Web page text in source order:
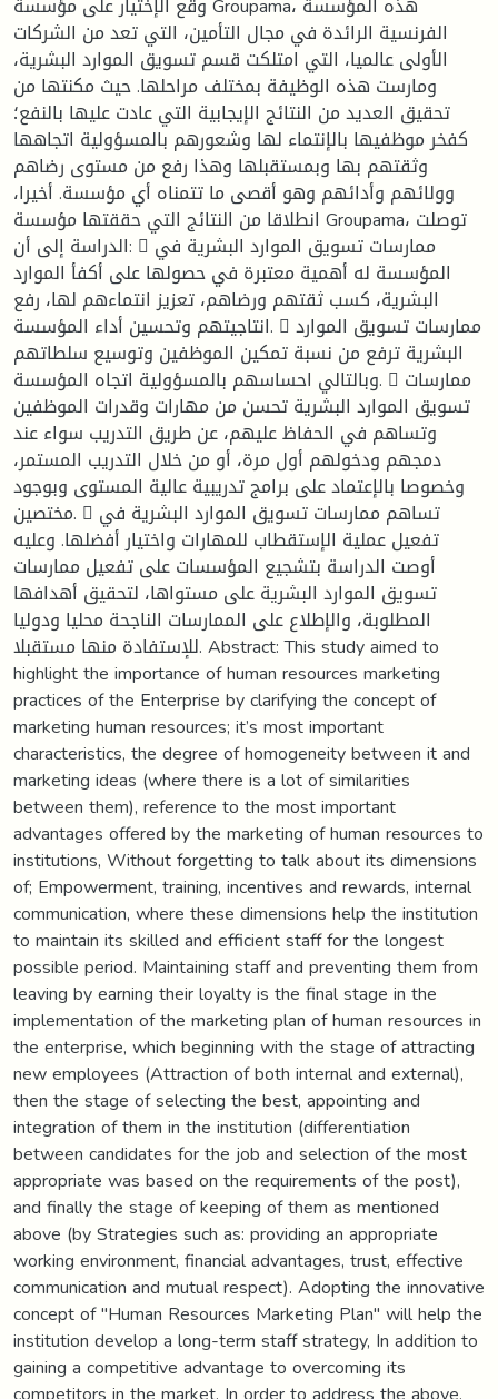
الفرنسية الرائدة في مجال التأمين، التي تعد من الشركات
الأولى عالميا، التي امتلكت قسم تسويق الموارد البشرية،
ومارست هذه الوظيفة بمختلف مراحلها. حيث مكنتها من
تحقيق العديد من النتائج الإيجابية التي عادت عليها بالنفع؛
كفخر موظفيها بالإنتماء لها وشعورهم بالمسؤولية اتجاهها
وثقتهم بها وبمستقبلها وهذا رفع من مستوى رضاهم
وولائهم وأدائهم وهو أقصى ما تتمناه أي مؤسسة. أخيرا،
انطلاقا من النتائج التي حققتها مؤسسة Groupama، توصلت
الدراسة إلى أن:  ممارسات تسويق الموارد البشرية في
المؤسسة له أهمية معتبرة في حصولها على أكفأ الموارد
البشرية، كسب ثقتهم ورضاهم، تعزيز انتماءهم لها، رفع
انتاجيتهم وتحسين أداء المؤسسة.  ممارسات تسويق الموارد
البشرية ترفع من نسبة تمكين الموظفين وتوسيع سلطاتهم
وبالتالي احساسهم بالمسؤولية اتجاه المؤسسة.  ممارسات
تسويق الموارد البشرية تحسن من مهارات وقدرات الموظفين
وتساهم في الحفاظ عليهم، عن طريق التدريب سواء عند
دمجهم ودخولهم أول مرة، أو من خلال التدريب المستمر،
وخصوصا بالإعتماد على برامج تدريبية عالية المستوى وبوجود
مختصين.  تساهم ممارسات تسويق الموارد البشرية في
تفعيل عملية الإستقطاب للمهارات واختيار أفضلها. وعليه
أوصت الدراسة بتشجيع المؤسسات على تفعيل ممارسات
تسويق الموارد البشرية على مستواها، لتحقيق أهدافها
المطلوبة، والإطلاع على الممارسات الناجحة محليا ودوليا
للإستفادة منها مستقبلا. Abstract: This study aimed to
highlight the importance of human resources marketing
practices of the Enterprise by clarifying the concept of
marketing human resources; it’s most important
characteristics, the degree of homogeneity between it and
marketing ideas (where there is a lot of similarities
between them), reference to the most important
advantages offered by the marketing of human resources to
institutions, Without forgetting to talk about its dimensions
of; Empowerment, training, incentives and rewards, internal
communication, where these dimensions help the institution
to maintain its skilled and efficient staff for the longest
possible period. Maintaining staff and preventing them from
leaving by earning their loyalty is the final stage in the
implementation of the marketing plan of human resources in
the enterprise, which beginning with the stage of attracting
new employees (Attraction of both internal and external),
then the stage of selecting the best, appointing and
integration of them in the institution (differentiation
between candidates for the job and selection of the most
appropriate was based on the requirements of the post),
and finally the stage of keeping of them as mentioned
above (by Strategies such as: providing an appropriate
working environment, financial advantages, trust, effective
communication and mutual respect). Adopting the innovative
concept of "Human Resources Marketing Plan" will help the
institution develop a long-term staff strategy, In addition to
gaining a competitive advantage to overcoming its